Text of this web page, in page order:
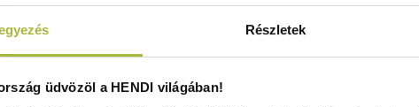
Részletek
üdvözöl a HENDI világában!